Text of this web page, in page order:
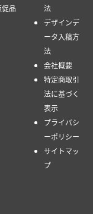
品
法
デザインデ
ータ入稿方
法
会社概要
特定商取引
法に基づく
表示
プライバシ
ーポリシー
サイトマッ
プ